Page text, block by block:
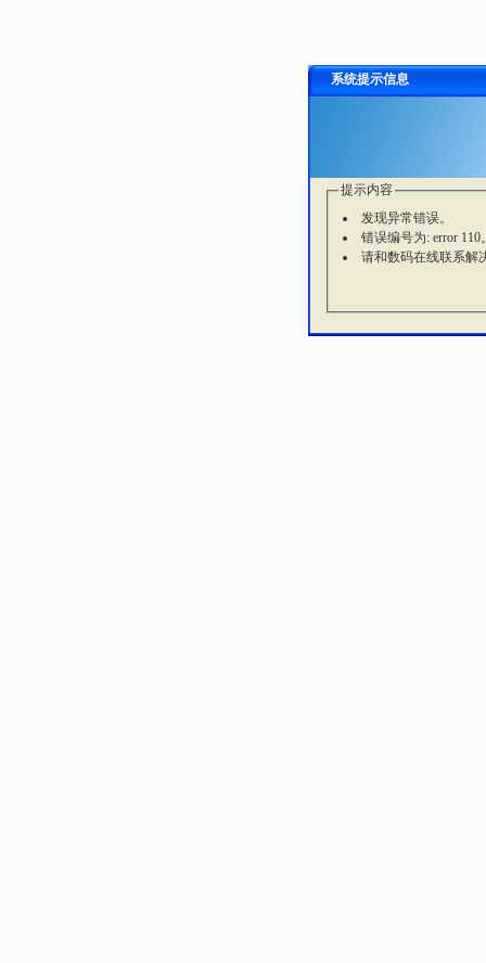
系统提示信息
提示内容
发现异常错误。
错误编号为: error 110
请和数码在线联系解